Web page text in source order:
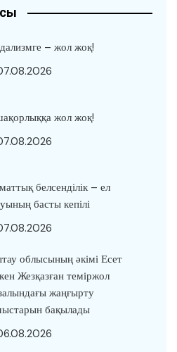
– жол жоқ!
жол жоқ!
белсенділік – ел
басты кепілі
облысының әкімі Есет
Жезқазған теміржол
жаңғырту
бақылады